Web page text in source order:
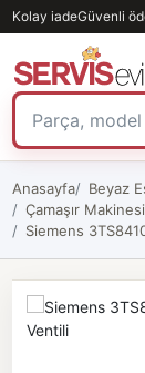
Kolay iadeGüvenli
Anasayfa
Beyaz
Çamaşır
Siemens